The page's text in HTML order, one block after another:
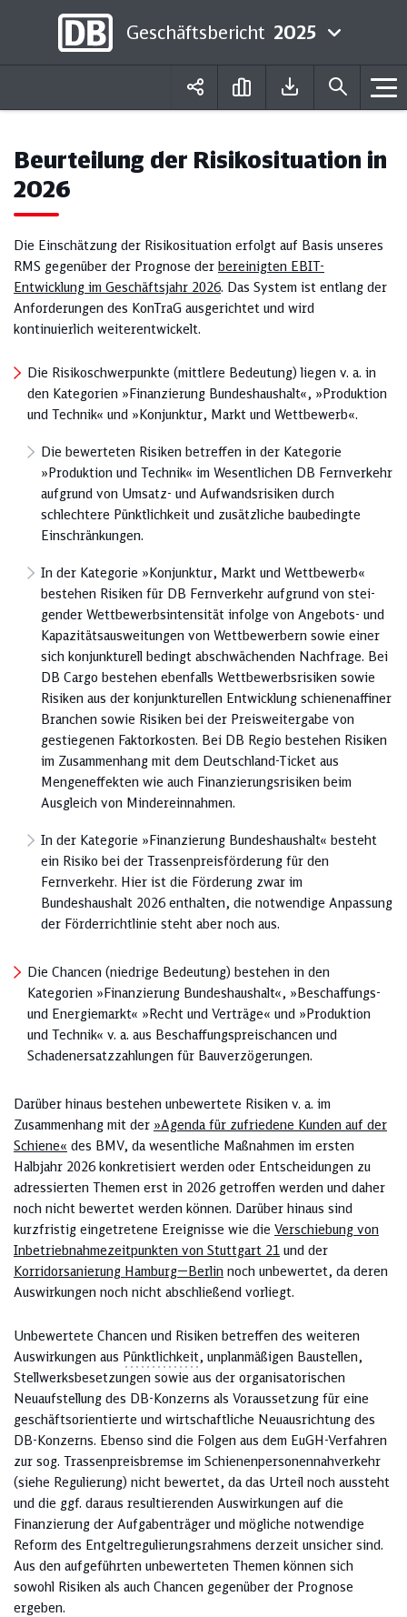
Geschäftsbericht 2025
Beurteilung der Risiko­situation in
2026
Die Einschätzung der Risikosituation erfolgt auf Basis unseres
RMS gegenüber der Prognose der bereinigten EBIT-
Entwicklung im Geschäftsjahr 2026. Das System ist entlang der
Anforderungen des KonTraG ausgerichtet und wird
kontinuierlich wei­terentwi­ckelt.
Die Risikoschwerpunkte (mittlere Bedeutung) liegen v. a. in
den Kategorien »Finanzierung Bundeshaushalt«, »Produktion
und Technik« und »Konjunktur, Markt und Wettbewerb«.
Die bewerteten Risiken betreffen in der Kategorie
»Produktion und Technik« im Wesentlichen DB Fernverkehr
aufgrund von Umsatz- und Aufwandsrisiken durch
schlechtere Pünktlichkeit und zusätzliche baubedingte
Einschränkungen.
In der Kategorie »Konjunktur, Markt und Wettbewerb«
bestehen Risiken für DB Fernverkehr aufgrund von stei­­
gender Wettbewerbsintensität infolge von Angebots- und
Kapazitätsausweitungen von Wettbewerbern ­sowie einer
sich konjunkturell bedingt abschwächenden Nachfrage. Bei
DB Cargo bestehen ebenfalls Wettbewerbsrisiken sowie
Risiken aus der konjunkturellen Entwicklung schienenaffiner
Branchen sowie Risiken bei der Preis­weiter­gabe von
gestiegenen Faktorkosten. Bei DB Regio be­­­­­stehen Risiken
im Zusammenhang mit dem Deutschland-Ticket aus
Mengeneffekten wie auch Finanzierungsrisiken beim
Ausgleich von Mindereinnahmen.
In der Kategorie »Finanzierung Bundeshaushalt« besteht
ein Risiko bei der Trassenpreisförderung für den
Fernverkehr. Hier ist die Förderung zwar im
Bundeshaushalt 2026 enthalten, die notwendige Anpassung
der Förderrichtlinie steht aber noch aus.
Die Chancen (niedrige Bedeutung) bestehen in den
Kategorien »Finanzierung Bundeshaushalt«, »Beschaffungs-
und Energiemarkt« »Recht und Verträge« und »Produktion
und Technik« v. a. aus Beschaffungspreischancen und
Schadenersatzzahlungen für Bauverzögerungen.
Darüber hinaus bestehen unbewertete Risiken v. a. im
Zusammenhang mit der »Agenda für zufriedene Kunden auf der
Schiene« des BMV, da wesentliche Maßnahmen im ersten
Halbjahr 2026 konkretisiert werden oder Entscheidungen zu
adressierten Themen erst in 2026 getroffen werden und daher
noch nicht bewertet werden können. Darüber hinaus sind
kurzfristig eingetretene Ereignisse wie die Verschiebung von
Inbetriebnahmezeitpunkten von Stuttgart 21 und der
Korridorsanierung Hamburg—Berlin noch unbewertet, da deren
Auswirkungen noch nicht abschließend vorliegt.
Unbewertete Chancen und Risiken betreffen des weiteren
Auswirkungen aus Pünktlichkeit, unplanmäßigen Baustellen,
Stellwerksbesetzungen sowie aus der organisatorischen
Neuaufstellung des DB-Konzerns als Voraussetzung für eine
geschäftsorientierte und wirtschaftliche Neuausrichtung des
DB-Konzerns. Ebenso sind die Folgen aus dem EuGH-Verfahren
zur sog. Trassenpreisbremse im Schienenpersonennahverkehr
(siehe Regulierung) nicht bewertet, da das Urteil noch aussteht
und die ggf. daraus resultierenden Auswirkungen auf die
Finanzierung der Aufgabenträger und mögliche notwendige
Reform des Entgeltregulierungsrahmens derzeit unsicher sind.
Aus den aufgeführten unbewerteten Themen können sich
sowohl Risiken als auch Chancen gegenüber der Prognose
ergeben.